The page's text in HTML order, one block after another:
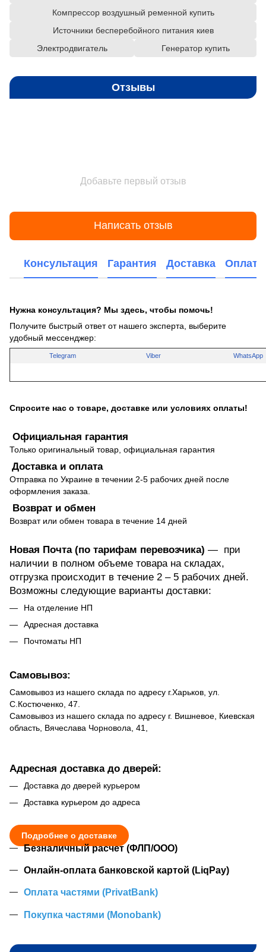
Компрессор воздушный ременной купить
Источники бесперебойного питания киев
Электродвигатель
Генератор купить
Отзывы
Добавьте первый отзыв
Написать отзыв
Консультация Гарантия Доставка Оплата
Нужна консультация? Мы здесь, чтобы помочь!
Получите быстрый ответ от нашего эксперта, выберите
удобный мессенджер:
Telegram Viber WhatsApp
Спросите нас о товаре, доставке или условиях оплаты!
Официальная гарантия
Только оригинальный товар, официальная гарантия
Доставка и оплата
Отправка по Украине в течении 2-5 рабочих дней после
оформления заказа.
Возврат и обмен
Возврат или обмен товара в течение 14 дней
Новая Почта (по тарифам перевозчика) — при
наличии в полном объеме товара на складах,
отгрузка происходит в течение 2 – 5 рабочих дней.
Возможны следующие варианты доставки:
На отделение НП
Адресная доставка
Почтоматы НП
Самовывоз:
Самовывоз из нашего склада по адресу г.Харьков, ул.
С.Костюченко, 47.
Самовывоз из нашего склада по адресу г. Вишневое, Киевская
область, Вячеслава Чорновола, 41,
Адресная доставка до дверей:
Доставка до дверей курьером
Доставка курьером до адреса
Подробнее о доставке
Безналичный расчет (ФЛП/ООО)
Онлайн-оплата банковской картой (LiqPay)
Оплата частями (PrivatBank)
Покупка частями (Monobank)